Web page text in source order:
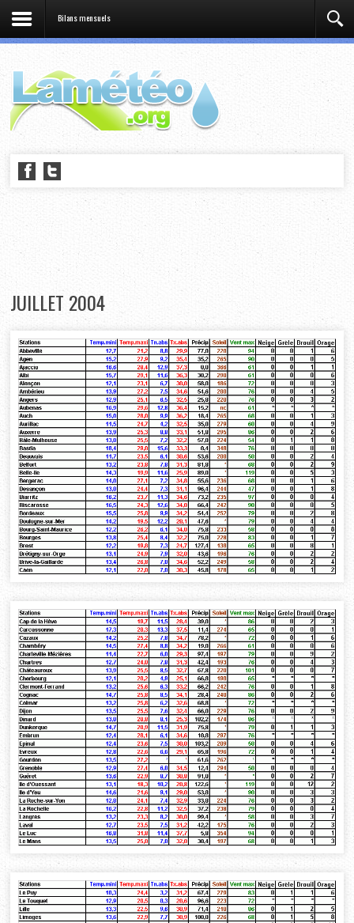
Bilans mensuels
JUILLET 2004